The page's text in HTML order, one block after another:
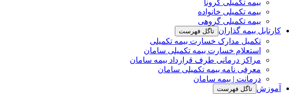
بیمه تکمیلی کرونا
بیمه تکمیلی خانواده
بیمه تکمیلی گروهی
کارتابل بیمه گذاران تاگل فهرست
تکمیل مدارک خسارت بیمه تکمیلی
استعلام خسارت بیمه تکمیلی سامان
مراکز درمانی طرف قرارداد بیمه سامان
معرفی نامه بیمه تکمیلی سامان
درمانت | بیمه سامان
آموزش تاگل فهرست